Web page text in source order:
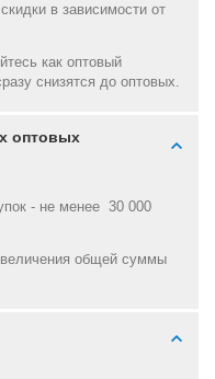
в зависимости от
как оптовый
снизятся до оптовых.
оптовых
- не менее 30 000
общей суммы